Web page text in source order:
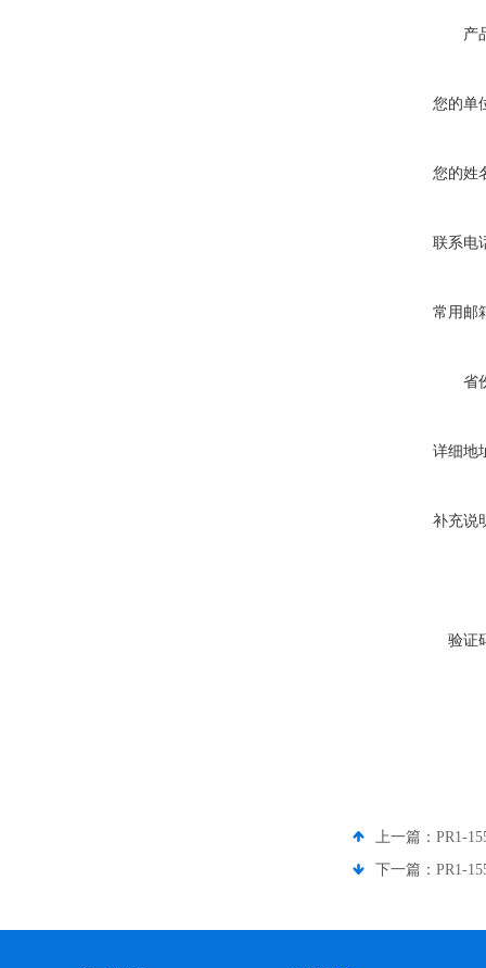
产
您的单
您的姓
联系电
常用邮
省
详细地
补充说
验证
上一篇： PR1-
下一篇： PR1-